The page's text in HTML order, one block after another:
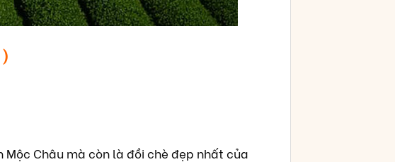
Châu mà còn là đồi chè đẹp nhất của